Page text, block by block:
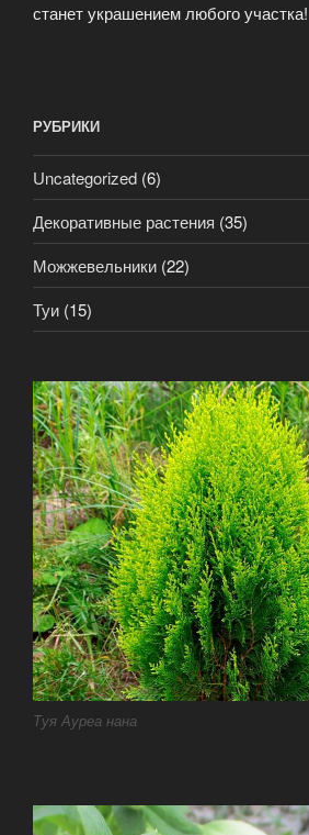
станет украшением любого участка!
РУБРИКИ
Uncategorized (6)
Декоративные растения (35)
Можжевельники (22)
Туи (15)
Туя Ауреа нана